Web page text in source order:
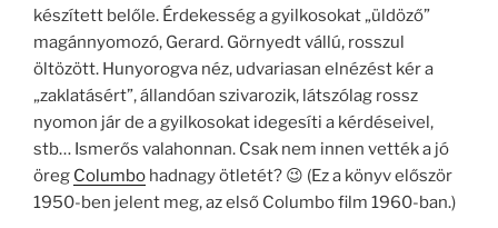
készített belőle. Érdekesség a gyilkosokat „üldöző”
magánnyomozó, Gerard. Görnyedt vállú, rosszul
öltözött. Hunyorogva néz, udvariasan elnézést kér a
„zaklatásért”, állandóan szivarozik, látszólag rossz
nyomon jár de a gyilkosokat idegesíti a kérdéseivel,
stb… Ismerős valahonnan. Csak nem innen vették a jó
öreg Columbo hadnagy ötletét? 😉 (Ez a könyv először
1950-ben jelent meg, az első Columbo film 1960-ban.)